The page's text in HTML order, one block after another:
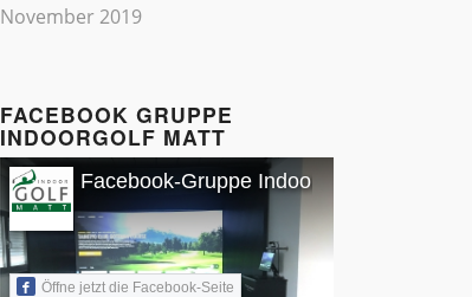
November 2019
FACEBOOK GRUPPE
INDOORGOLF MATT
Facebook-Gruppe Indoorgolf Matt
Öffne jetzt die Facebook-Seite